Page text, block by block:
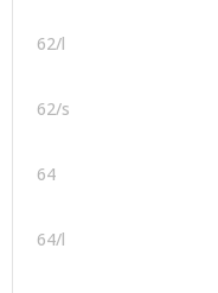
62/l
62/s
64
64/l